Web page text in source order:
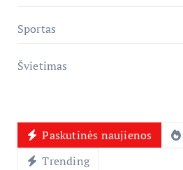
Sportas
Švietimas
Paskutinės naujienos
Trending